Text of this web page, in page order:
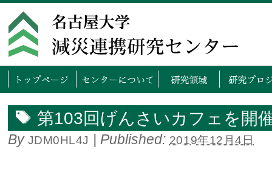
トップページ センタ
第103回げんさいカフェを開
By JDM0HL4J | Published: 2019年12月4日